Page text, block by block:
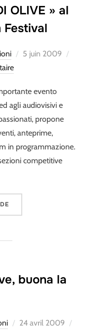
OLIVE » al
Festival
Publié
5 juin 2009
evento
agli audiovisivi e
propone
anteprime,
in programmazione.
competitive
« « PER UN PUGNO DI
buona la
Publié
24 avril 2009